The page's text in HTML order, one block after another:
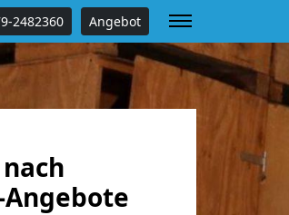
2482360 Angebot